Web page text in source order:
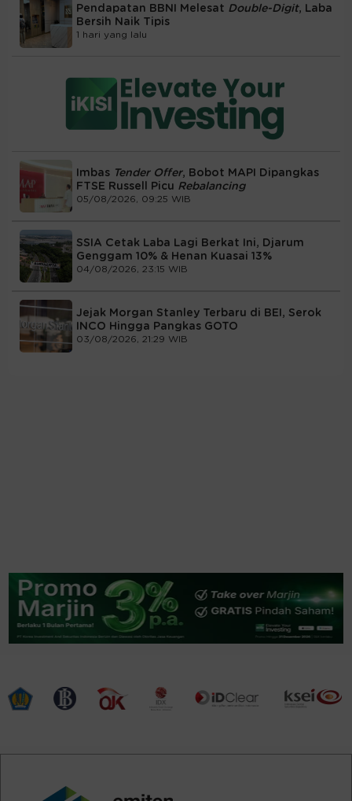
Pendapatan BBNI Melesat Double-Digit, Laba
Bersih Naik Tipis
1 hari yang lalu
Imbas Tender Offer, Bobot MAPI Dipangkas
FTSE Russell Picu Rebalancing
05/08/2026, 09:25 WIB
SSIA Cetak Laba Lagi Berkat Ini, Djarum
Genggam 10% & Henan Kuasai 13%
04/08/2026, 23:15 WIB
Jejak Morgan Stanley Terbaru di BEI, Serok
INCO Hingga Pangkas GOTO
03/08/2026, 21:29 WIB